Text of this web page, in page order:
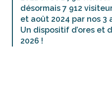
désormais 7 912
et août 2024 par nos 3
Un dispositif d’ores et
2026 !